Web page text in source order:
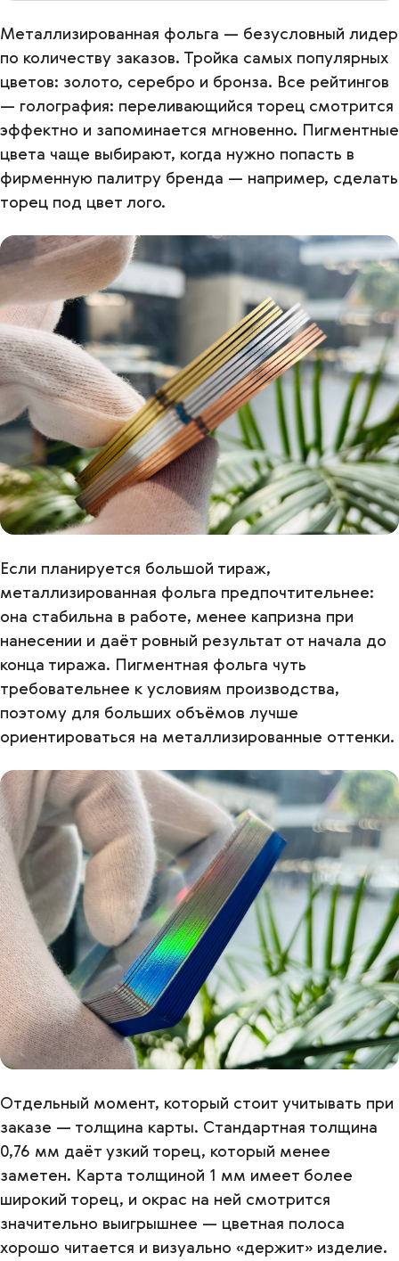
Металлизированная фольга — безусловный лидер
по количеству заказов. Тройка самых популярных
цветов: золото, серебро и бронза. Все рейтингов
— голография: переливающийся торец смотрится
эффектно и запоминается мгновенно. Пигментные
цвета чаще выбирают, когда нужно попасть в
фирменную палитру бренда — например, сделать
торец под цвет лого.
Если планируется большой тираж,
металлизированная фольга предпочтительнее:
она стабильна в работе, менее капризна при
нанесении и даёт ровный результат от начала до
конца тиража. Пигментная фольга чуть
требовательнее к условиям производства,
поэтому для больших объёмов лучше
ориентироваться на металлизированные оттенки.
Отдельный момент, который стоит учитывать при
заказе — толщина карты. Стандартная толщина
0,76 мм даёт узкий торец, который менее
заметен. Карта толщиной 1 мм имеет более
широкий торец, и окрас на ней смотрится
значительно выигрышнее — цветная полоса
хорошо читается и визуально «держит» изделие.